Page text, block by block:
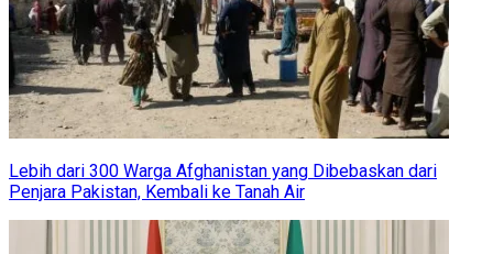
Lebih dari 300 Warga Afghanistan yang Dibebaskan dari
Penjara Pakistan, Kembali ke Tanah Air